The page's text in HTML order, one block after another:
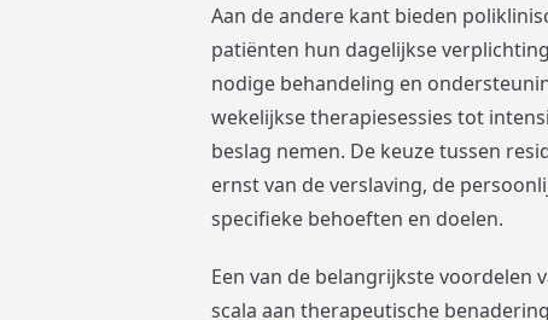
Aan de andere kant bieden
patiënten hun dagelijkse
nodige behandeling en
wekelijkse therapiesessies tot
beslag nemen. De keuze tussen
ernst van de verslaving, de
specifieke behoeften en doelen.
Een van de belangrijkste voordelen
scala aan therapeutische